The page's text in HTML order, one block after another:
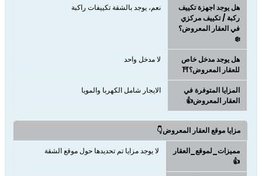
هل يوجد اجهزة تكييف
ركبة / تكييف مركزي
في العقار المعروض؟
❄️
نعم، يوجد بالشقة تكييفات راكبة
هل يوجد مدخل خاص
للعقار المعروض؟⛩️
لا مدخل واحد
المزايا المتوفرة في
العقار المعروض👍
الايجار شامل الكهربا والمويا
مزايا موقع العقار المعروض👇
مميزات_لموقع_العقار
👍
لا يوجد مزايا تم تحديدها حول موقع الشقة